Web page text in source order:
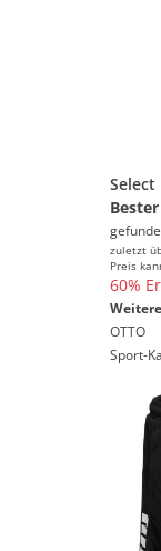
zuletzt
Preis
60%
OTTO
Sport-